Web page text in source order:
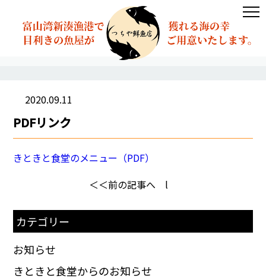
2020.09.11
PDFリンク
きときと食堂のメニュー（PDF）
＜＜前の記事へ l
カテゴリー
お知らせ
きときと食堂からのお知らせ